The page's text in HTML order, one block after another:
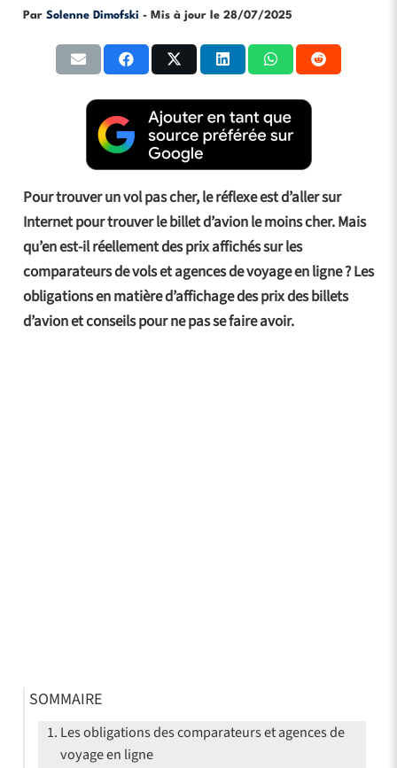
Par Solenne Dimofski - Mis à jour le 28/07/2025
Pour trouver un vol pas cher, le réflexe est d’aller sur
Internet pour trouver le billet d’avion le moins cher. Mais
qu’en est-il réellement des prix affichés sur les
comparateurs de vols et agences de voyage en ligne ? Les
obligations en matière d’affichage des prix des billets
d’avion et conseils pour ne pas se faire avoir.
SOMMAIRE
Les obligations des comparateurs et agences de
voyage en ligne